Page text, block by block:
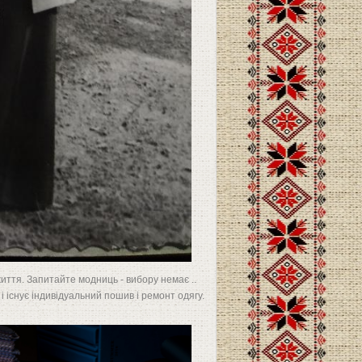
Запитайте модниць - вибору немає ..
індивідуальний пошив і ремонт одягу.